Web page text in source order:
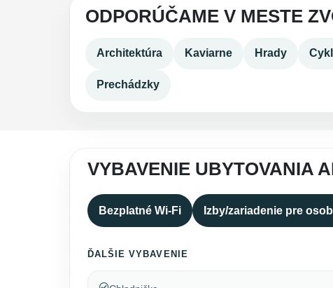
ODPORÚČAME V MESTE
Architektúra Kaviarne Hrady
Prechádzky
VYBAVENIE UBYTOVANIA
Bezplatné Wi-Fi Izby/zariadenie pre
ĎALŠIE VYBAVENIE